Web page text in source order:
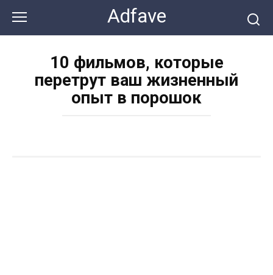
контенту
Adfave
10 фильмов, которые
перетрут ваш жизненный
опыт в порошок